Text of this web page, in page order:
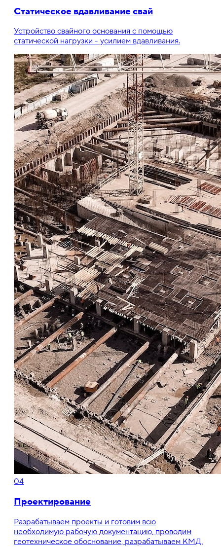
Статическое вдавливание свай
Устройство свайного основания с помощью
статической нагрузки - усилием вдавливания.
04
Проектирование
Разрабатываем проекты и готовим всю
необходимую рабочую документацию, проводим
геотехническое обоснование, разрабатываем КМД.